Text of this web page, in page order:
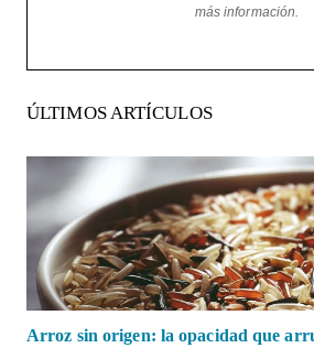
más información.
ÚLTIMOS ARTÍCULOS
Arroz sin origen: la opacidad que